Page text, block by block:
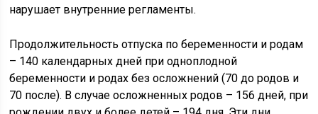
нарушает внутренние регламенты.
Продолжительность отпуска по беременности и родам
– 140 календарных дней при одноплодной
беременности и родах без осложнений (70 до родов и
70 после). В случае осложненных родов – 156 дней, при